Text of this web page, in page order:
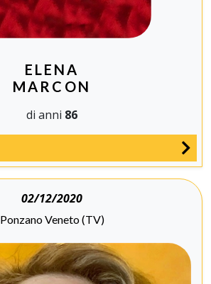
ELENA
MARCON
di anni 86
02/12/2020
Ponzano Veneto (TV)